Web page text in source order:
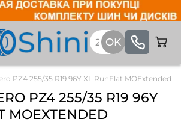
PZ4 255/35 R19 96Y XL RunFlat MOExtended
PZ4 255/35 R19 96Y
MOEXTENDED